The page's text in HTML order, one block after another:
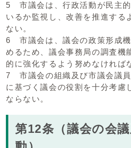
5 市議会は、行政活動が民主
いるか監視し、改善を推進する
ない。
6 市議会は、議会の政策形成
めるため、議会事務局の調査機
的に強化するよう努めなければ
7 市議会の組織及び市議会議員
に基づく議会の役割を十分考慮
ならない。
第12条（議会の会